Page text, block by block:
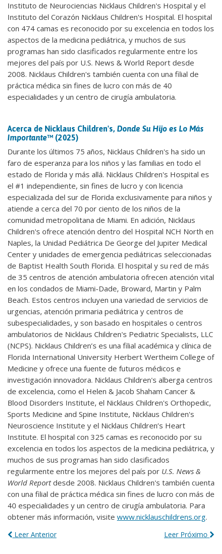
Instituto de Neurociencias Nicklaus Children's Hospital y el
Instituto del Corazón Nicklaus Children's Hospital. El hospital
con 474 camas es reconocido por su excelencia en todos los
aspectos de la medicina pediátrica, y muchos de sus
programas han sido clasificados regularmente entre los
mejores del país por U.S. News & World Report desde
2008. Nicklaus Children's también cuenta con una filial de
práctica médica sin fines de lucro con más de 40
especialidades y un centro de cirugía ambulatoria.
Acerca de Nicklaus Children's, Donde Su Hijo es Lo Más
Importante™ (2025)
Durante los últimos 75 años, Nicklaus Children's ha sido un
faro de esperanza para los niños y las familias en todo el
estado de Florida y más allá. Nicklaus Children's Hospital es
el #1 independiente, sin fines de lucro y con licencia
especializada del sur de Florida exclusivamente para niños y
atiende a cerca del 70 por ciento de los niños de la
comunidad metropolitana de Miami. En adición, Nicklaus
Children's ofrece atención dentro del Hospital NCH North en
Naples, la Unidad Pediátrica De George del Jupiter Medical
Center y unidades de emergencia pediátricas seleccionadas
de Baptist Health South Florida. El hospital y su red de más
de 35 centros de atención ambulatoria ofrecen atención vital
en los condados de Miami-Dade, Broward, Martin y Palm
Beach. Estos centros incluyen una variedad de servicios de
urgencias, atención primaria pediátrica y centros de
subespecialidades, y son basado en hospitales o centros
ambulatorios de Nicklaus Children's Pediatric Specialists, LLC
(NCPS). Nicklaus Children’s es una filial académica y clínica de
Florida International University Herbert Wertheim College of
Medicine y ofrece una fuente de futuros médicos e
investigación innovadora. Nicklaus Children's alberga centros
de excelencia, como el Helen & Jacob Shaham Cancer &
Blood Disorders Institute, el Nicklaus Children's Orthopedic,
Sports Medicine and Spine Institute, Nicklaus Children's
Neuroscience Institute y el Nicklaus Children’s Heart
Institute. El hospital con 325 camas es reconocido por su
excelencia en todos los aspectos de la medicina pediátrica, y
muchos de sus programas han sido clasificados
regularmente entre los mejores del país por U.S. News &
World Reportdesde 2008. Nicklaus Children's también cuenta
con una filial de práctica médica sin fines de lucro con más de
40 especialidades y un centro de cirugía ambulatoria. Para
obtener más información, visite www.nicklauschildrens.org.
Leer Anterior Leer Próximo